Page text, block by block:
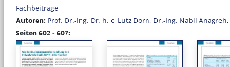
Fachbeiträge
Autoren: Prof. Dr.-Ing. Dr. h. c. Lutz Dorn, Dr.-Ing. Nabil Anagreh,
Seiten 602 - 607: